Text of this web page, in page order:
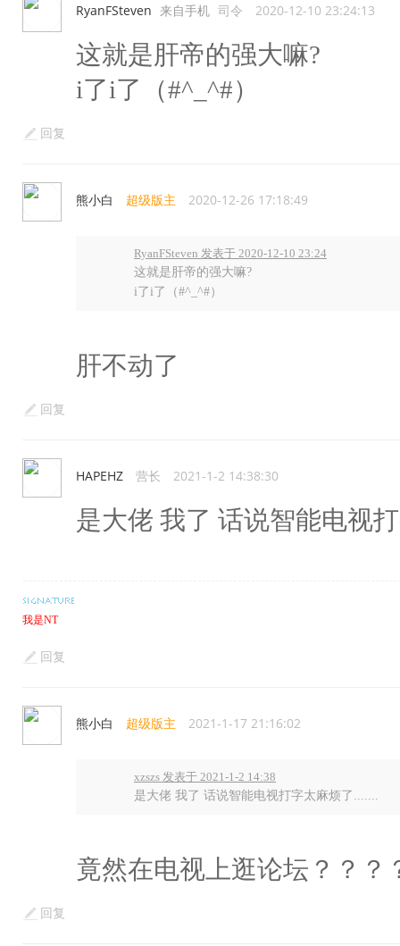
RyanFSteven 来自手机 司令 2020-12-10 23:24:13
这就是肝帝的强大嘛?
i了i了（#^_^#）
回复
熊小白 超级版主 2020-12-26 17:18:49
RyanFSteven 发表于 2020-12-10 23:24
这就是肝帝的强大嘛?
i了i了（#^_^#）
肝不动了
回复
HAPEHZ 营长 2021-1-2 14:38:30
是大佬 我了 话说智能电视
我是NT
回复
熊小白 超级版主 2021-1-17 21:16:02
xzszs 发表于 2021-1-2 14:38
是大佬 我了 话说智能电视打字太麻烦了.......
竟然在电视上逛论坛？？？
回复